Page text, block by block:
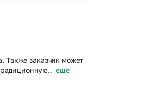
Также заказчик может
еще